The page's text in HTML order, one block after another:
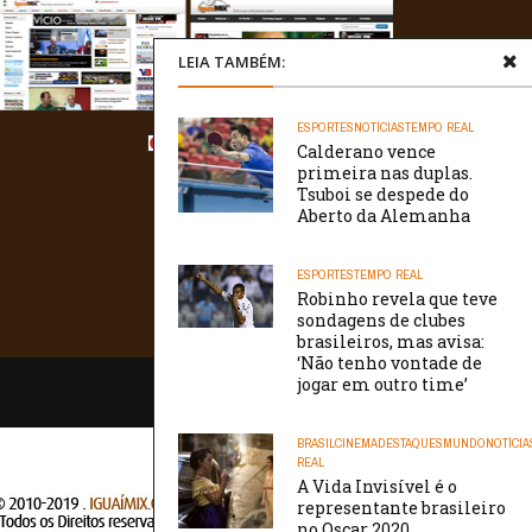
LEIA TAMBÉM:
ESPORTESNOTÍCIASTEMPO REAL
Calderano vence
primeira nas duplas.
Tsuboi se despede do
Aberto da Alemanha
ESPORTESTEMPO REAL
Robinho revela que teve
sondagens de clubes
brasileiros, mas avisa:
‘Não tenho vontade de
jogar em outro time’
BRASILCINEMADESTAQUESMUNDO
REAL
A Vida Invisível é o
representante brasileiro
/// WebtivaHOSTING